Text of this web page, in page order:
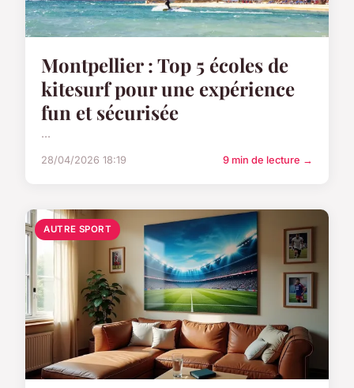
Montpellier : Top 5 écoles de
kitesurf pour une expérience
fun et sécurisée
...
28/04/2026 18:19 9 min de lecture →
AUTRE SPORT